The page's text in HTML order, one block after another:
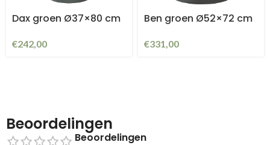
Dax groen Ø37×80 cm
€242,00
Ben groen Ø52×72 cm
€331,00
Beoordelingen
Beoordelingen